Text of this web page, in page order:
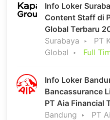
Info Loker
Content Staff di
Global Terbaru
Surabaya
PT
Global
Full
Info Loker
Bancassurance
PT Aia Financial
Bandung
PT